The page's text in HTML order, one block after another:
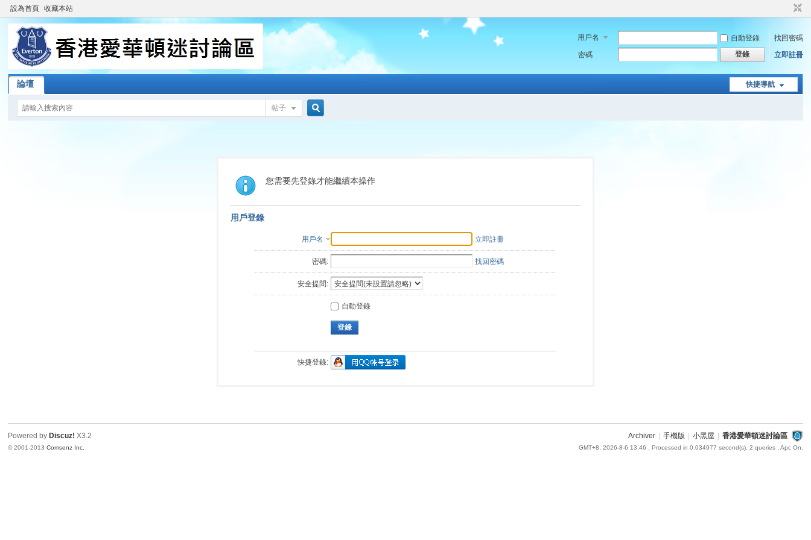
設為首頁 收藏本站
用戶名 自動登錄
找回密碼
密碼
登錄 立即註冊
快捷導航
論壇
帖子
索
您需要先登錄才能繼續本操作
用戶登錄
用戶名 立即註冊
密碼: 找回密碼
安全提問:
自動登錄
登錄
快捷登錄:
Archiver 手機版 小黑屋 香港愛華頓迷討論區
GMT+8, 2026-8-6 13:46 , Processed in 0.034977 second(s), 2 queries , Apc On.
Powered by Discuz! X3.2
© 2001-2013Comsenz Inc.